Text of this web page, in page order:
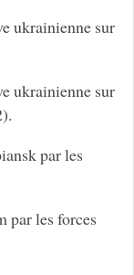
ukrainienne sur
ukrainienne sur
par les
par les forces